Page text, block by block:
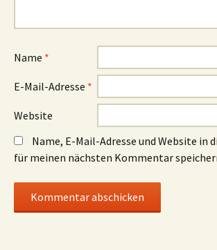
Name *
E-Mail-Adresse *
Website
Name, E-Mail-Adresse und Website in
für meinen nächsten Kommentar